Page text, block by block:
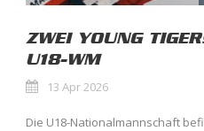
ZWEI YOUNG
U18-WM
13 Apr 2026
Die U18-Nationalmannschaft